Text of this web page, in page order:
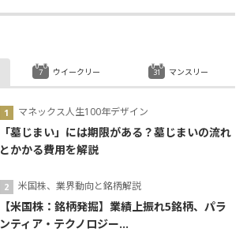
マネックス人生100年デザイン
「墓じまい」には期限がある？墓じまいの流れ
とかかる費用を解説
米国株、業界動向と銘柄解説
【米国株：銘柄発掘】業績上振れ5銘柄、パラ
ンティア・テクノロジー...
ウイークリー マンスリー